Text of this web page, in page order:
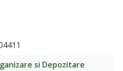
si Depozitare